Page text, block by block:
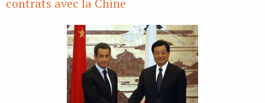
contrats avec la Chine